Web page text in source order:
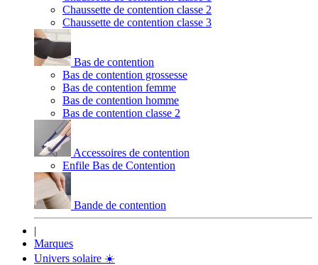
Chaussette de contention classe 2
Chaussette de contention classe 3
Bas de contention
Bas de contention grossesse
Bas de contention femme
Bas de contention homme
Bas de contention classe 2
Accessoires de contention
Enfile Bas de Contention
Bande de contention
|
Marques
Univers solaire ☀️